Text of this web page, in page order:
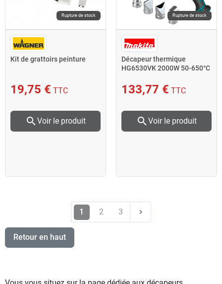
Rupture de stock
Kit de grattoirs peinture
19,75 € TTC
search Voir le produit
Rupture de stock
Décapeur thermique
HG6530VK 2000W 50-650°C
133,77 € TTC
search Voir le produit
1 2 3 keyboard_arrow_right
Retour en haut